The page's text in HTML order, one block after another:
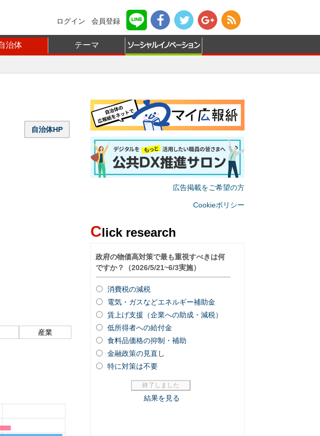
ログイン 会員登録
治体 テーマ
自治体HP
産業
広告掲載をご希望の方
Cookieポリシー
Click research